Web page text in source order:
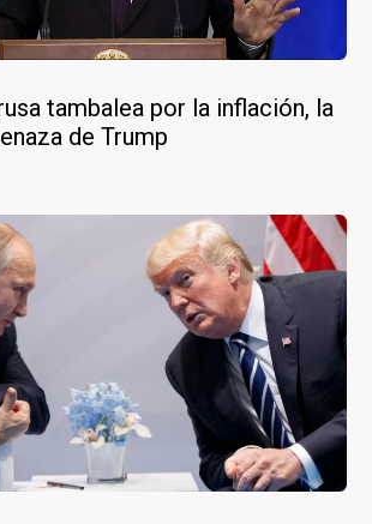
tambalea por la inflación, la
de Trump